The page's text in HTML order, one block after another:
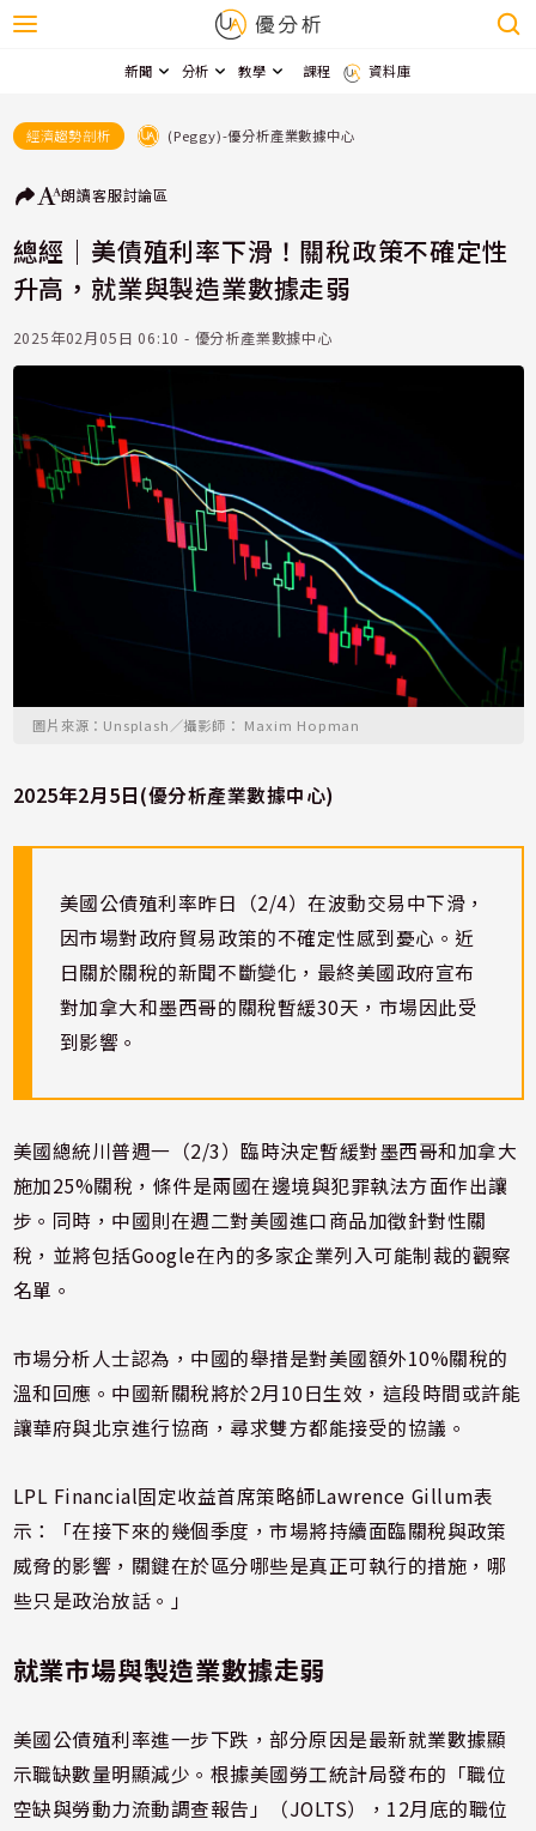
新聞 分析 教學 課程 資料庫
經濟趨勢剖析 (Peggy)-優分析產業數據中心
朗讀客服討論區
總經｜美債殖利率下滑！關稅政策不確定性
升高，就業與製造業數據走弱
2025年02月05日 06:10 - 優分析產業數據中心
圖片來源：Unsplash／攝影師： Maxim Hopman
2025年2月5日(優分析產業數據中心)
美國公債殖利率昨日（2/4）在波動交易中下滑，
因市場對政府貿易政策的不確定性感到憂心。近
日關於關稅的新聞不斷變化，最終美國政府宣布
對加拿大和墨西哥的關稅暫緩30天，市場因此受
到影響。
美國總統川普週一（2/3）臨時決定暫緩對墨西哥和加拿大
施加25%關稅，條件是兩國在邊境與犯罪執法方面作出讓
步。同時，中國則在週二對美國進口商品加徵針對性關
稅，並將包括Google在內的多家企業列入可能制裁的觀察
名單。
市場分析人士認為，中國的舉措是對美國額外10%關稅的
溫和回應。中國新關稅將於2月10日生效，這段時間或許能
讓華府與北京進行協商，尋求雙方都能接受的協議。
LPL Financial固定收益首席策略師Lawrence Gillum表
示：「在接下來的幾個季度，市場將持續面臨關稅與政策
威脅的影響，關鍵在於區分哪些是真正可執行的措施，哪
些只是政治放話。」
就業市場與製造業數據走弱
美國公債殖利率進一步下跌，部分原因是最新就業數據顯
示職缺數量明顯減少。根據美國勞工統計局發布的「職位
空缺與勞動力流動調查報告」（JOLTS），12月底的職位